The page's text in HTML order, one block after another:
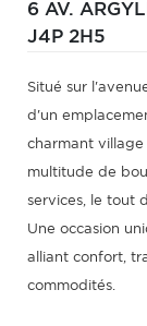
6 AV.
J4P 2H5
Situé sur
d'un
charmant village
multitude de
services, le tout
Une occasion
alliant confort,
commodités.